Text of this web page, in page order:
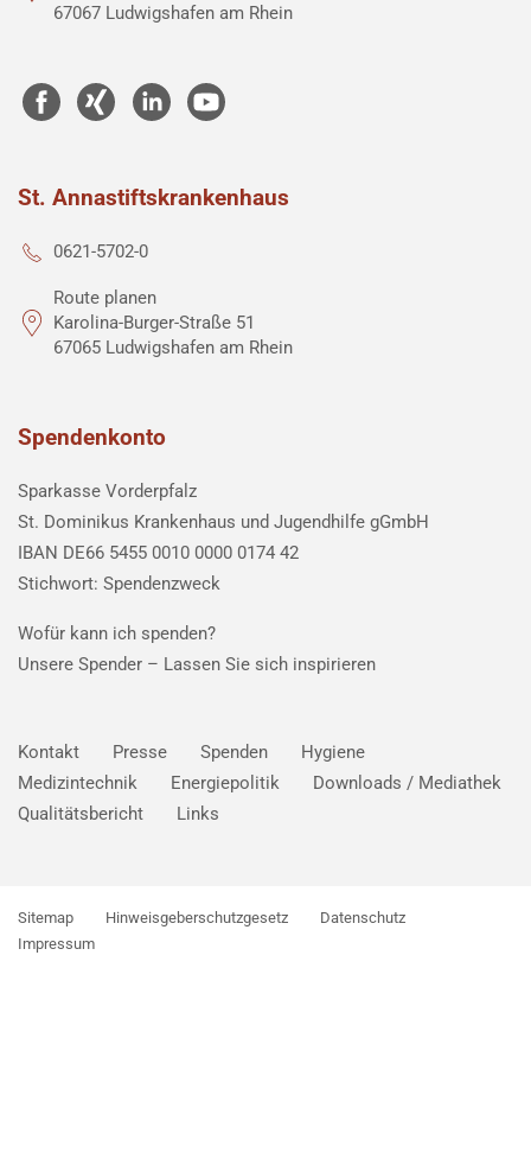
67067 Ludwigshafen am Rhein
St. Annastiftskrankenhaus
0621-5702-0
Route planen
Karolina-Burger-Straße 51
67065 Ludwigshafen am Rhein
Spendenkonto
Sparkasse Vorderpfalz
St. Dominikus Krankenhaus und Jugendhilfe gGmbH
IBAN DE66 5455 0010 0000 0174 42
Stichwort: Spendenzweck
Wofür kann ich spenden?
Unsere Spender – Lassen Sie sich inspirieren
Kontakt Presse Spenden
Hygiene
Medizintechnik
Energiepolitik
Downloads / Mediathek
Qualitätsbericht
Links
Sitemap Hinweisgeberschutzgesetz
Datenschutz
Impressum